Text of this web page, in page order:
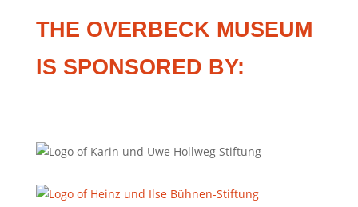
THE OVERBECK MUSEUM
IS SPONSORED BY: